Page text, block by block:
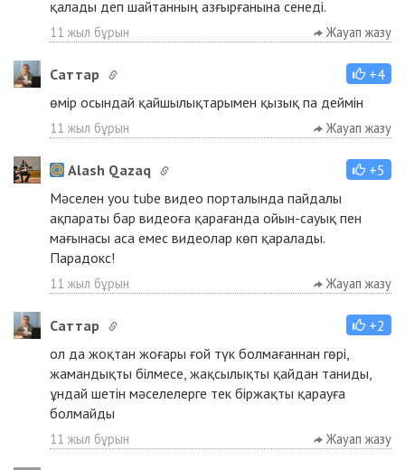
қалады деп шайтанның азғырғанына сенеді.
11 жыл бұрын Жауап жазу
Cаттар
+4
өмір осындай қайшылықтарымен қызық па деймін
11 жыл бұрын Жауап жазу
Alash Qazaq
+5
Мәселен you tube видео порталында пайдалы
ақпараты бар видеоға қарағанда ойын-сауық пен
мағынасы аса емес видеолар көп қаралады.
Парадокс!
11 жыл бұрын Жауап жазу
Cаттар
+2
ол да жоқтан жоғары ғой түк болмағаннан гөрі,
жамандықты білмесе, жақсылықты қайдан таниды,
ұндай шетін мәселелерге тек біржақты қарауға
болмайды
11 жыл бұрын Жауап жазу